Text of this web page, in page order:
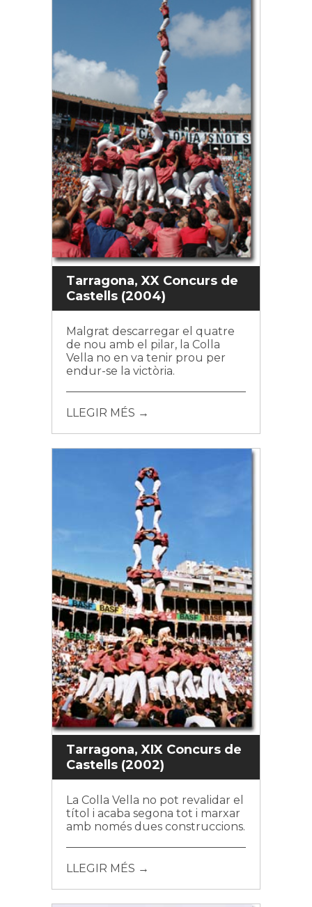
Tarragona, XX Concurs de
Castells (2004)
Malgrat descarregar el quatre
de nou amb el pilar, la Colla
Vella no en va tenir prou per
endur-se la victòria.
LLEGIR MÉS →
Tarragona, XIX Concurs de
Castells (2002)
La Colla Vella no pot revalidar el
títol i acaba segona tot i marxar
amb només dues construccions.
LLEGIR MÉS →